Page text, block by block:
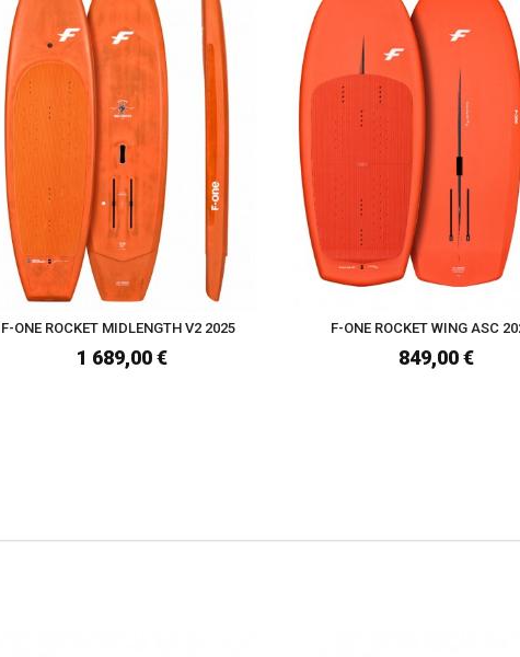
F-ONE ROCKET MIDLENGTH V2 2025
1 689,00 €
F-ONE ROCKET WING ASC
849,00 €